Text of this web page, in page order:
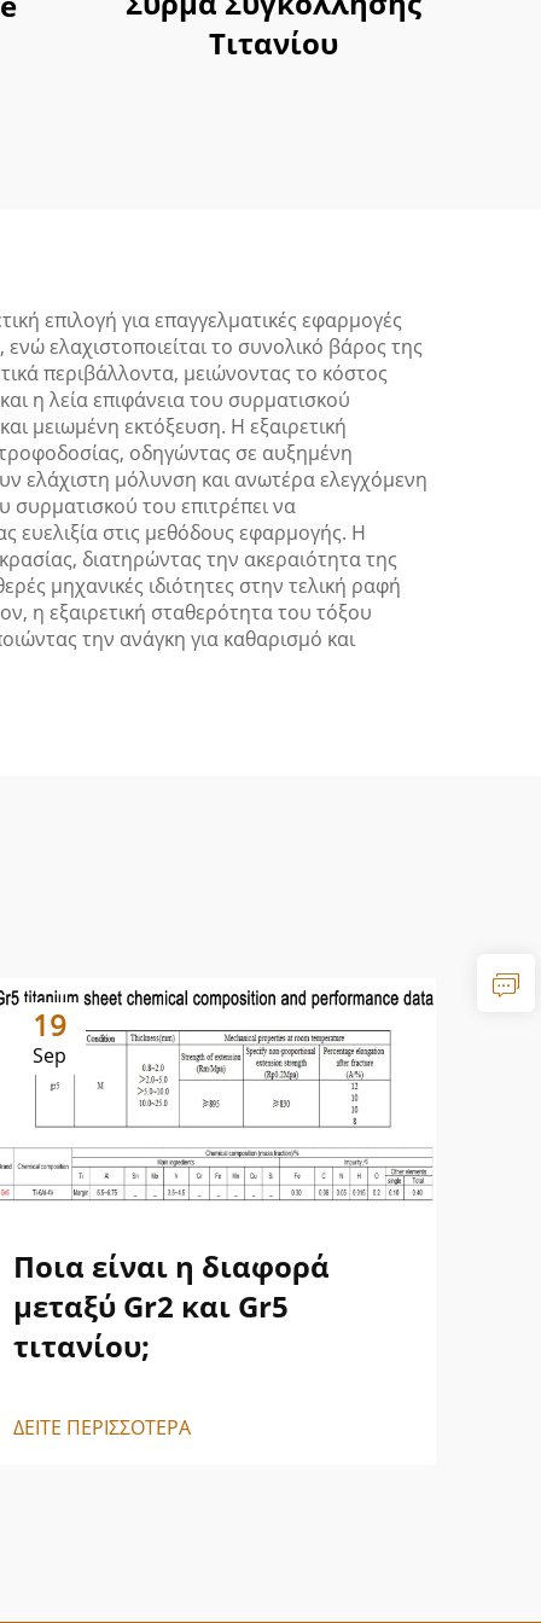
Τιτανίου
επιλογή για επαγγελματικές εφαρμογές
ελαχιστοποιείται το συνολικό βάρος της
περιβάλλοντα, μειώνοντας το κόστος
η λεία επιφάνεια του συρματισκού
μειωμένη εκτόξευση. Η εξαιρετική
οδηγώντας σε αυξημένη
ελάχιστη μόλυνση και ανωτέρα ελεγχόμενη
συρματισκού του επιτρέπει να
ευελιξία στις μεθόδους εφαρμογής. Η
διατηρώντας την ακεραιότητα της
μηχανικές ιδιότητες στην τελική ραφή
η εξαιρετική σταθερότητα του τόξου
την ανάγκη για καθαρισμό και
19
Sep
Ποια είναι η διαφορά
μεταξύ Gr2 και Gr5
τιτανίου;
ΔΕΙΤΕ ΠΕΡΙΣΣΟΤΕΡΑ